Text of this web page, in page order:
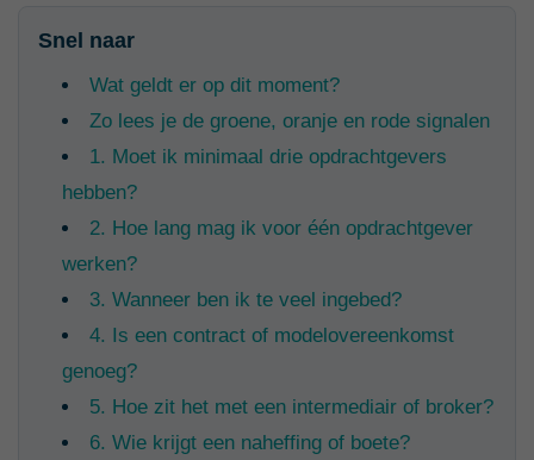
Snel naar
Wat geldt er op dit moment?
Zo lees je de groene, oranje en rode signalen
1. Moet ik minimaal drie opdrachtgevers
hebben?
2. Hoe lang mag ik voor één opdrachtgever
werken?
3. Wanneer ben ik te veel ingebed?
4. Is een contract of modelovereenkomst
genoeg?
5. Hoe zit het met een intermediair of broker?
6. Wie krijgt een naheffing of boete?